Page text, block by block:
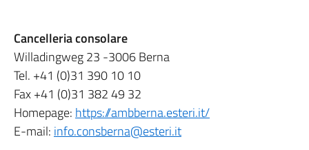
Cancelleria consolare
Willadingweg 23 -3006 Berna
Tel. +41 (0)31 390 10 10
Fax+41 (0)31 382 49 32
Homepage: https://ambberna.esteri.it/
E-mail: info.consberna@esteri.it